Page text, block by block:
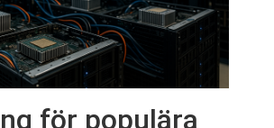
för populära